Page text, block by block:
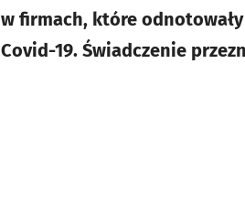
w firmach, które
Covid-19. Świadczenie